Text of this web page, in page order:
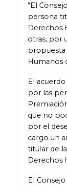
“El
persona
Derechos
otras, por
propuesta
Humanos
El
por las
que no
por el
cargo un
titular de
Derechos
El